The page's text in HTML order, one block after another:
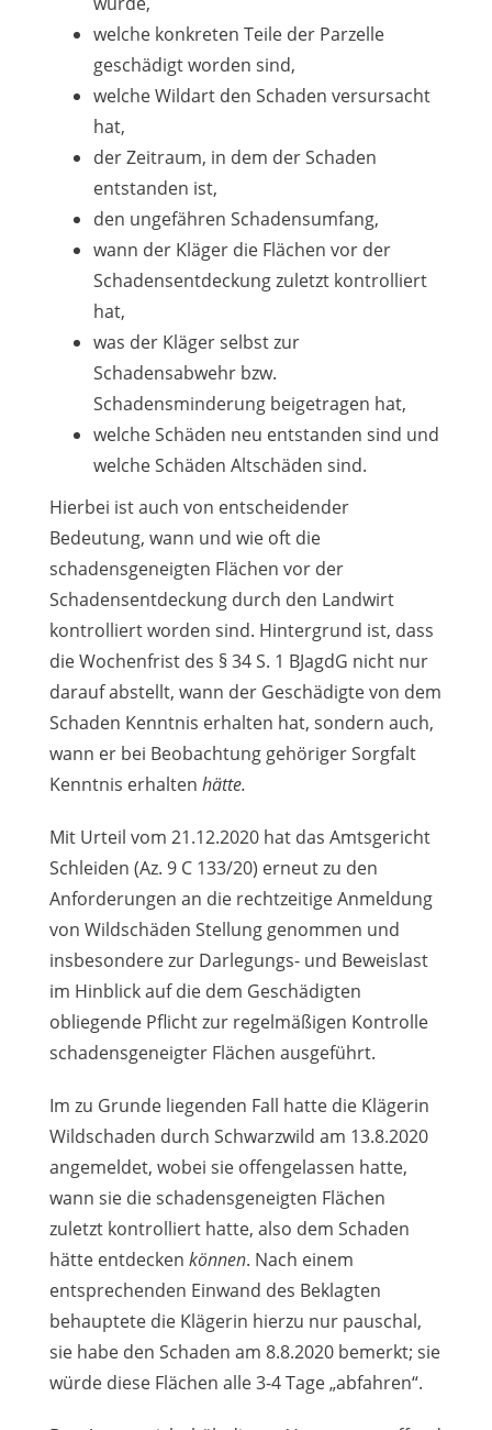
welche konkreten Teile der Parzelle
geschädigt worden sind,
welche Wildart den Schaden versursacht
hat,
der Zeitraum, in dem der Schaden
entstanden ist,
den ungefähren Schadensumfang,
wann der Kläger die Flächen vor der
Schadensentdeckung zuletzt kontrolliert
hat,
was der Kläger selbst zur
Schadensabwehr bzw.
Schadensminderung beigetragen hat,
welche Schäden neu entstanden sind und
welche Schäden Altschäden sind.
Hierbei ist auch von entscheidender
Bedeutung, wann und wie oft die
schadensgeneigten Flächen vor der
Schadensentdeckung durch den Landwirt
kontrolliert worden sind. Hintergrund ist, dass
die Wochenfrist des § 34 S. 1 BJagdG nicht nur
darauf abstellt, wann der Geschädigte von dem
Schaden Kenntnis erhalten hat, sondern auch,
wann er bei Beobachtung gehöriger Sorgfalt
Kenntnis erhalten hätte.
Mit Urteil vom 21.12.2020 hat das Amtsgericht
Schleiden (Az. 9 C 133/20) erneut zu den
Anforderungen an die rechtzeitige Anmeldung
von Wildschäden Stellung genommen und
insbesondere zur Darlegungs- und Beweislast
im Hinblick auf die dem Geschädigten
obliegende Pflicht zur regelmäßigen Kontrolle
schadensgeneigter Flächen ausgeführt.
Im zu Grunde liegenden Fall hatte die Klägerin
Wildschaden durch Schwarzwild am 13.8.2020
angemeldet, wobei sie offengelassen hatte,
wann sie die schadensgeneigten Flächen
zuletzt kontrolliert hatte, also dem Schaden
hätte entdecken können. Nach einem
entsprechenden Einwand des Beklagten
behauptete die Klägerin hierzu nur pauschal,
sie habe den Schaden am 8.8.2020 bemerkt; sie
würde diese Flächen alle 3-4 Tage „abfahren“.